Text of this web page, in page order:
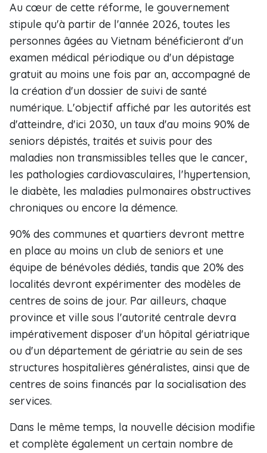
Au cœur de cette réforme, le gouvernement
stipule qu'à partir de l'année 2026, toutes les
personnes âgées au Vietnam bénéficieront d'un
examen médical périodique ou d'un dépistage
gratuit au moins une fois par an, accompagné de
la création d'un dossier de suivi de santé
numérique. L'objectif affiché par les autorités est
d'atteindre, d'ici 2030, un taux d'au moins 90% de
seniors dépistés, traités et suivis pour des
maladies non transmissibles telles que le cancer,
les pathologies cardiovasculaires, l'hypertension,
le diabète, les maladies pulmonaires obstructives
chroniques ou encore la démence.
90% des communes et quartiers devront mettre
en place au moins un club de seniors et une
équipe de bénévoles dédiés, tandis que 20% des
localités devront expérimenter des modèles de
centres de soins de jour. Par ailleurs, chaque
province et ville sous l'autorité centrale devra
impérativement disposer d'un hôpital gériatrique
ou d'un département de gériatrie au sein de ses
structures hospitalières généralistes, ainsi que de
centres de soins financés par la socialisation des
services.
Dans le même temps, la nouvelle décision modifie
et complète également un certain nombre de